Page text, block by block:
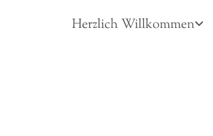
Herzlich Willkommen